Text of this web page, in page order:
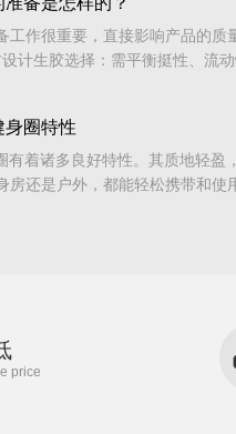
工作很重要，直接影响产品的质
计生胶选择：需平衡挺性、流
身圈特性
有着诸多良好特性。其质地轻盈
房还是户外，都能轻松携带和使
price